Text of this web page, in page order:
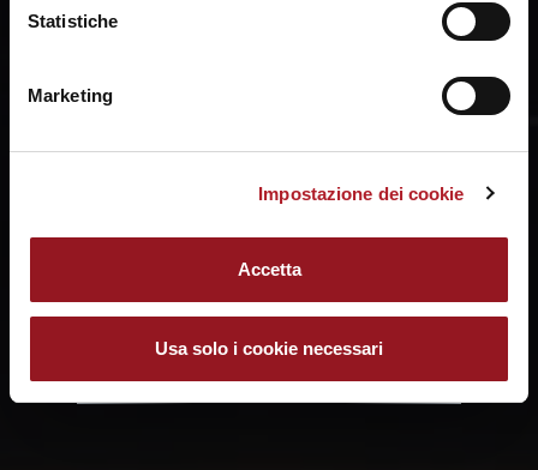
Statistiche
Marketing
Impostazione dei cookie
Accetta
Usa solo i cookie necessari